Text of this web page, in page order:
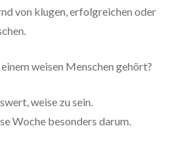
von klugen, erfolgreichen oder
weisen Menschen gehört?
weise zu sein.
Woche besonders darum.